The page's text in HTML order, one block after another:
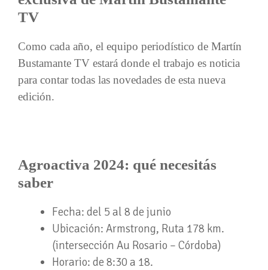
TV
Como cada año, el equipo periodístico de Martín
Bustamante TV estará donde el trabajo es noticia
para contar todas las novedades de esta nueva
edición.
Agroactiva 2024: qué necesitás
saber
Fecha: del 5 al 8 de junio
Ubicación: Armstrong, Ruta 178 km.
(intersección Au Rosario – Córdoba)
Horario: de 8:30 a 18.